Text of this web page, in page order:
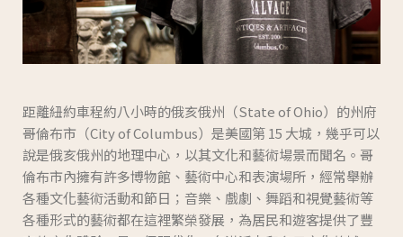
距離紐約車程約八小時的俄亥俄州（State of Ohio）的州府
哥倫布市（City of Columbus）是美國第 15 大城，幾乎可以
說是俄亥俄州的地理中心，以其文化和藝術場景而聞名。哥
倫布市內擁有許多博物館、藝術中心和表演場所，經常舉辦
各種文化藝術活動和節日；音樂、戲劇、舞蹈和視覺藝術等
各種形式的藝術都在這裡繁榮發展，為居民和遊客提供了豐